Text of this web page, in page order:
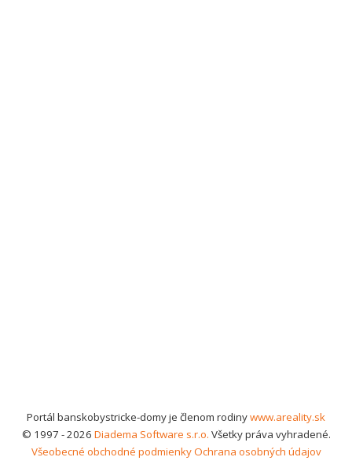
Portál banskobystricke-domy je členom rodinywww.areality.sk
© 1997 - 2026 Diadema Software s.r.o. Všetky práva vyhradené.
Všeobecné obchodné podmienkyOchrana osobných údajov